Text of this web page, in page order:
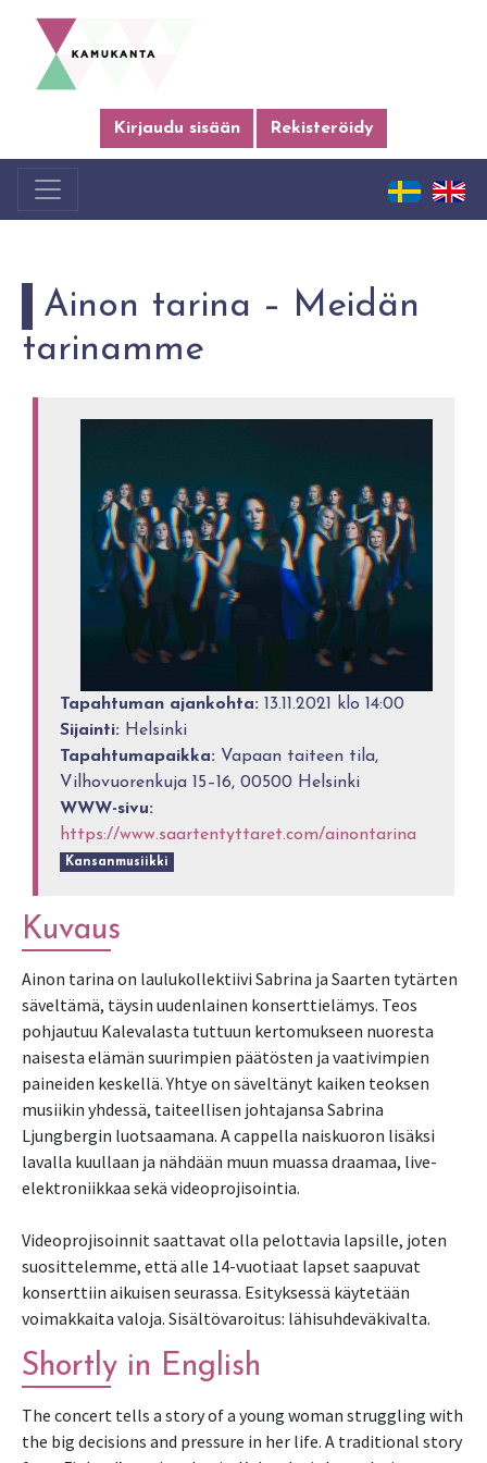
Kirjaudu sisään Rekisteröidy
Ainon tarina – Meidän
tarinamme
Tapahtuman ajankohta: 13.11.2021 klo 14:00
Sijainti: Helsinki
Tapahtumapaikka: Vapaan taiteen tila,
Vilhovuorenkuja 15–16, 00500 Helsinki
WWW-sivu:
https://www.saartentyttaret.com/ainontarina
Kansanmusiikki
Kuvaus
Ainon tarina on laulukollektiivi Sabrina ja Saarten tytärten
säveltämä, täysin uudenlainen konserttielämys. Teos
pohjautuu Kalevalasta tuttuun kertomukseen nuoresta
naisesta elämän suurimpien päätösten ja vaativimpien
paineiden keskellä. Yhtye on säveltänyt kaiken teoksen
musiikin yhdessä, taiteellisen johtajansa Sabrina
Ljungbergin luotsaamana. A cappella naiskuoron lisäksi
lavalla kuullaan ja nähdään muun muassa draamaa, live-
elektroniikkaa sekä videoprojisointia.
Videoprojisoinnit saattavat olla pelottavia lapsille, joten
suosittelemme, että alle 14-vuotiaat lapset saapuvat
konserttiin aikuisen seurassa. Esityksessä käytetään
voimakkaita valoja. Sisältövaroitus: lähisuhdeväkivalta.
Shortly in English
The concert tells a story of a young woman struggling with
the big decisions and pressure in her life. A traditional story